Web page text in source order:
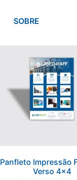
SOBRE
Panfleto Impressão
Verso 4×4